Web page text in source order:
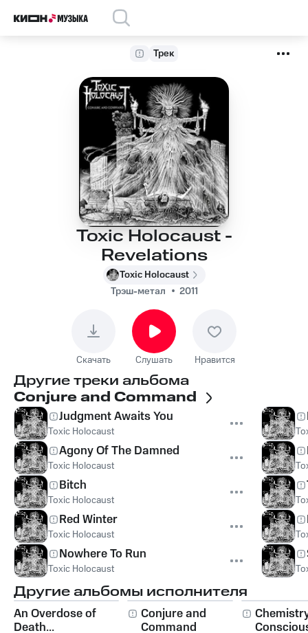
Трек
Toxic Holocaust -
Revelations
Toxic Holocaust
Трэш-метал
2011
Скачать Слушать Нравится
Другие треки альбома
Conjure and Command
Judgment Awaits You
Toxic Holocaust
Agony Of The Damned
Toxic Holocaust
Bitch
Toxic Holocaust
Red Winter
Toxic Holocaust
Nowhere To Run
Toxic Holocaust
Другие альбомы исполнителя
An Overdose of
Death...
Conjure and
Command